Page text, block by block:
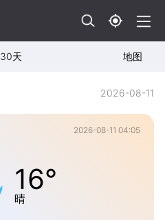
30天 地图
2026-08-11
2026-08-11 04:05
16°
晴